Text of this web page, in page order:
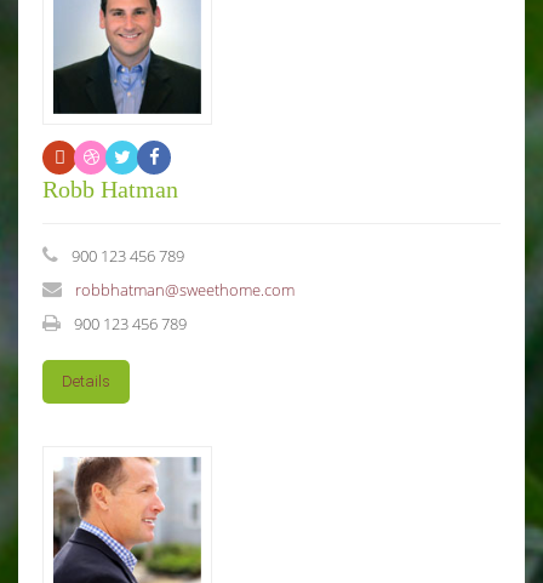
Robb Hatman
900 123 456 789
robbhatman@sweethome.com
900 123 456 789
Details